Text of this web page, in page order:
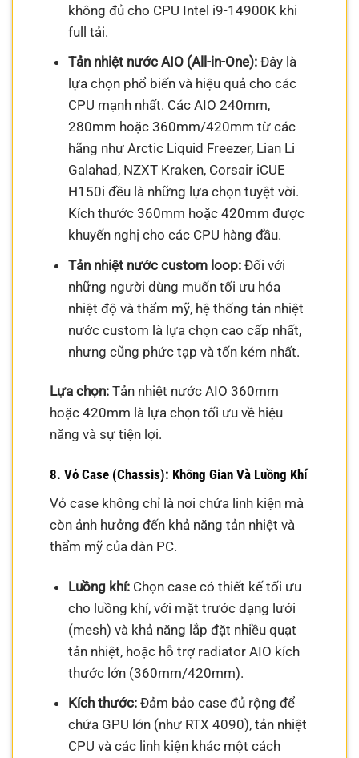
không đủ cho CPU Intel i9-14900K khi
full tải.
Tản nhiệt nước AIO (All-in-One):Đây là
lựa chọn phổ biến và hiệu quả cho các
CPU mạnh nhất. Các AIO 240mm,
280mm hoặc 360mm/420mm từ các
hãng như Arctic Liquid Freezer, Lian Li
Galahad, NZXT Kraken, Corsair iCUE
H150i đều là những lựa chọn tuyệt vời.
Kích thước 360mm hoặc 420mm được
khuyến nghị cho các CPU hàng đầu.
Tản nhiệt nước custom loop:Đối với
những người dùng muốn tối ưu hóa
nhiệt độ và thẩm mỹ, hệ thống tản nhiệt
nước custom là lựa chọn cao cấp nhất,
nhưng cũng phức tạp và tốn kém nhất.
Lựa chọn: Tản nhiệt nước AIO 360mm
hoặc 420mm là lựa chọn tối ưu về hiệu
năng và sự tiện lợi.
8. Vỏ Case (Chassis): Không Gian Và Luồng Khí
Vỏ case không chỉ là nơi chứa linh kiện mà
còn ảnh hưởng đến khả năng tản nhiệt và
thẩm mỹ của dàn PC.
Luồng khí:Chọn case có thiết kế tối ưu
cho luồng khí, với mặt trước dạng lưới
(mesh) và khả năng lắp đặt nhiều quạt
tản nhiệt, hoặc hỗ trợ radiator AIO kích
thước lớn (360mm/420mm).
Kích thước:Đảm bảo case đủ rộng để
chứa GPU lớn (như RTX 4090), tản nhiệt
CPU và các linh kiện khác một cách